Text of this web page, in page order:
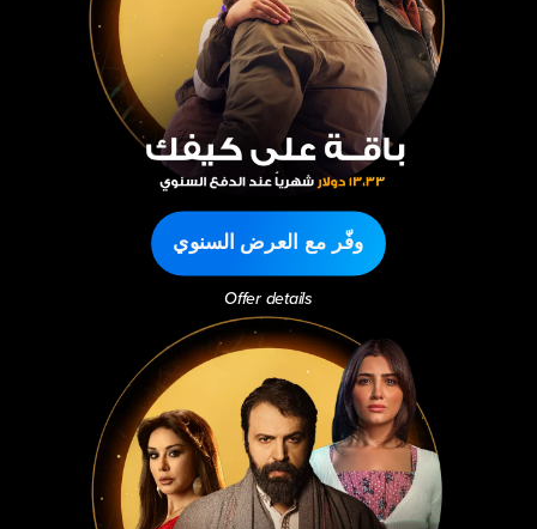
وفّر مع العرض السنوي
Offer details